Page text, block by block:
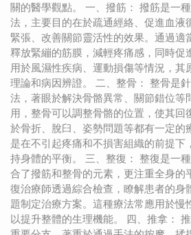
關的醫學觀點。 一、撥筋： 撥筋是一
法，主要目的在於疏通經絡、促進血液
緊張、改善關節靈活性的效果。通過適
釋放緊繃的筋膜，減輕疼痛感，同時促
用於風濕性疾病、運動損傷等情況，其
理論和病因辨證。 二、整骨： 整骨是
法，著眼於解決骨骼異常、關節錯位等
用，整骨可以調整骨骼的位置，使其回
於骨折、脫臼、姿勢問題等都有一定的
是在不引起疼痛和不損害組織的前提下
持身體的平衡。 三、整復： 整復是一
合了撥筋和整骨的元素，更注重全身的
復治療師透過綜合檢查，瞭解患者的身
題制定治療方案。這種療法常應用於慢
以提升整體的生理機能。 四、推拿：